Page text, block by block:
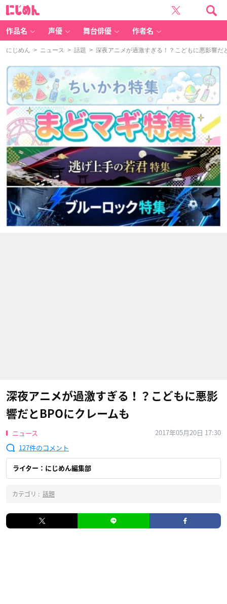
作品名 声優 舞台俳優 作者名
にじめん > ニュース > 話題 > 深夜アニメが過激すぎる！？こどもに悪影響だ
深夜アニメが過激すぎる！？こどもに悪影
響だとBPOにクレームも
ニュース
2017年05月20日 17:30
127
ライター：にじめん編集部
カテゴリ : 話題